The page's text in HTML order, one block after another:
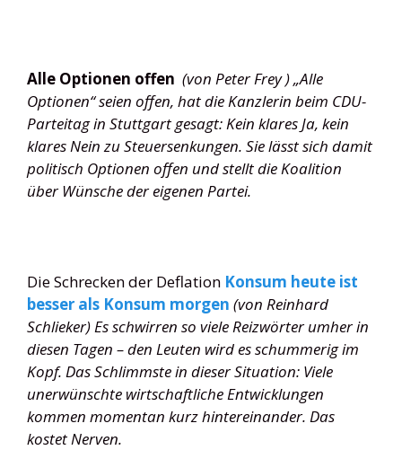
Alle Optionen offen (von Peter Frey ) „Alle
Optionen“ seien offen, hat die Kanzlerin beim CDU-
Parteitag in Stuttgart gesagt: Kein klares Ja, kein
klares Nein zu Steuersenkungen. Sie lässt sich damit
politisch Optionen offen und stellt die Koalition
über Wünsche der eigenen Partei.
Die Schrecken der Deflation Konsum heute ist
besser als Konsum morgen (von Reinhard
Schlieker) Es schwirren so viele Reizwörter umher in
diesen Tagen – den Leuten wird es schummerig im
Kopf. Das Schlimmste in dieser Situation: Viele
unerwünschte wirtschaftliche Entwicklungen
kommen momentan kurz hintereinander. Das
kostet Nerven.